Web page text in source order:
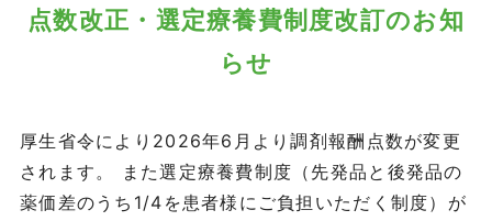
点数改正・選定療養費制度改訂のお知
らせ
厚生省令により2026年6月より調剤報酬点数が変更
されます。 また選定療養費制度（先発品と後発品の
薬価差のうち1/4を患者様にご負担いただく制度）が